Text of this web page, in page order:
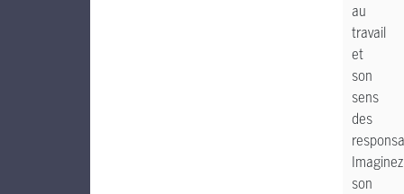
au
travail
et
son
sens
des
Imaginez
son